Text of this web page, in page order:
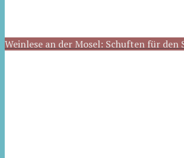
Weinlese an der Mosel: Schuften für den